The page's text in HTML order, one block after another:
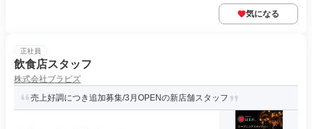
気になる
正社員
飲食店スタッフ
株式会社ブラビズ
売上好調につき追加募集/3月OPENの新店舗スタッフ